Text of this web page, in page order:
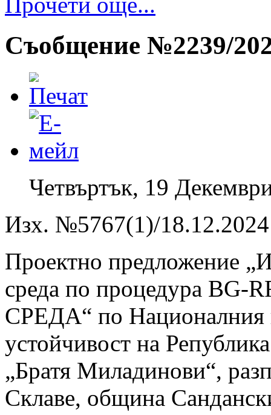
Съобщение №2239/
Четвъртък, 19
Изх. №5767(1)/18.12.2024
Проектно предложение
среда по процедура
СРЕДА“ по Националния
устойчивост на
„Братя Миладинови“,
Склаве, община